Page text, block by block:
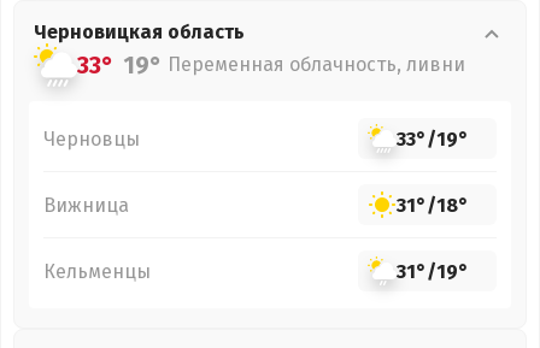
Черновицкая область
33° 19° Переменная облачность, ливни
Черновцы 33°/19°
Вижница 31°/18°
Кельменцы 31°/19°